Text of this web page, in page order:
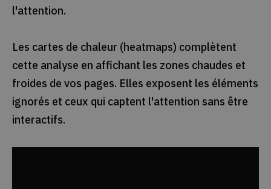
l'attention.
Les cartes de chaleur (heatmaps) complètent
cette analyse en affichant les zones chaudes et
froides de vos pages. Elles exposent les éléments
ignorés et ceux qui captent l'attention sans être
interactifs.